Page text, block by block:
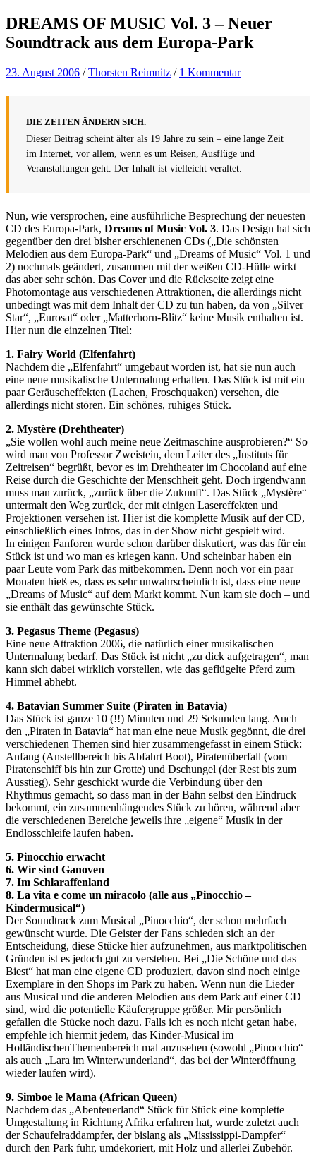
DREAMS OF MUSIC Vol. 3 – Neuer
Soundtrack aus dem Europa-Park
23. August 2006 /Thorsten Reimnitz / 1 Kommentar
DIE ZEITEN ÄNDERN SICH.
Dieser Beitrag scheint älter als 19 Jahre zu sein – eine lange Zeit
im Internet, vor allem, wenn es um Reisen, Ausflüge und
Veranstaltungen geht. Der Inhalt ist vielleicht veraltet.
Nun, wie versprochen, eine ausführliche Besprechung der neuesten
CD des Europa-Park, Dreams of Music Vol. 3. Das Design hat sich
gegenüber den drei bisher erschienenen CDs („Die schönsten
Melodien aus dem Europa-Park“ und „Dreams of Music“ Vol. 1 und
2) nochmals geändert, zusammen mit der weißen CD-Hülle wirkt
das aber sehr schön. Das Cover und die Rückseite zeigt eine
Photomontage aus verschiedenen Attraktionen, die allerdings nicht
unbedingt was mit dem Inhalt der CD zu tun haben, da von „Silver
Star“, „Eurosat“ oder „Matterhorn-Blitz“ keine Musik enthalten ist.
Hier nun die einzelnen Titel:
1. Fairy World (Elfenfahrt)
Nachdem die „Elfenfahrt“ umgebaut worden ist, hat sie nun auch
eine neue musikalische Untermalung erhalten. Das Stück ist mit ein
paar Geräuscheffekten (Lachen, Froschquaken) versehen, die
allerdings nicht stören. Ein schönes, ruhiges Stück.
2. Mystère (Drehtheater)
„Sie wollen wohl auch meine neue Zeitmaschine ausprobieren?“ So
wird man von Professor Zweistein, dem Leiter des „Instituts für
Zeitreisen“ begrüßt, bevor es im Drehtheater im Chocoland auf eine
Reise durch die Geschichte der Menschheit geht. Doch irgendwann
muss man zurück, „zurück über die Zukunft“. Das Stück „Mystère“
untermalt den Weg zurück, der mit einigen Lasereffekten und
Projektionen versehen ist. Hier ist die komplette Musik auf der CD,
einschließlich eines Intros, das in der Show nicht gespielt wird.
In einigen Fanforen wurde schon darüber diskutiert, was das für ein
Stück ist und wo man es kriegen kann. Und scheinbar haben ein
paar Leute vom Park das mitbekommen. Denn noch vor ein paar
Monaten hieß es, dass es sehr unwahrscheinlich ist, dass eine neue
„Dreams of Music“ auf dem Markt kommt. Nun kam sie doch – und
sie enthält das gewünschte Stück.
3. Pegasus Theme (Pegasus)
Eine neue Attraktion 2006, die natürlich einer musikalischen
Untermalung bedarf. Das Stück ist nicht „zu dick aufgetragen“, man
kann sich dabei wirklich vorstellen, wie das geflügelte Pferd zum
Himmel abhebt.
4. Batavian Summer Suite (Piraten in Batavia)
Das Stück ist ganze 10 (!!) Minuten und 29 Sekunden lang. Auch
den „Piraten in Batavia“ hat man eine neue Musik gegönnt, die drei
verschiedenen Themen sind hier zusammengefasst in einem Stück:
Anfang (Anstellbereich bis Abfahrt Boot), Piratenüberfall (vom
Piratenschiff bis hin zur Grotte) und Dschungel (der Rest bis zum
Ausstieg). Sehr geschickt wurde die Verbindung über den
Rhythmus gemacht, so dass man in der Bahn selbst den Eindruck
bekommt, ein zusammenhängendes Stück zu hören, während aber
die verschiedenen Bereiche jeweils ihre „eigene“ Musik in der
Endlosschleife laufen haben.
5. Pinocchio erwacht
6. Wir sind Ganoven
7. Im Schlaraffenland
8. La vita e come un miracolo (alle aus „Pinocchio –
Kindermusical“)
Der Soundtrack zum Musical „Pinocchio“, der schon mehrfach
gewünscht wurde. Die Geister der Fans schieden sich an der
Entscheidung, diese Stücke hier aufzunehmen, aus marktpolitischen
Gründen ist es jedoch gut zu verstehen. Bei „Die Schöne und das
Biest“ hat man eine eigene CD produziert, davon sind noch einige
Exemplare in den Shops im Park zu haben. Wenn nun die Lieder
aus Musical und die anderen Melodien aus dem Park auf einer CD
sind, wird die potentielle Käufergruppe größer. Mir persönlich
gefallen die Stücke noch dazu. Falls ich es noch nicht getan habe,
empfehle ich hiermit jedem, das Kinder-Musical im
HolländischenThemenbereich mal anzusehen (sowohl „Pinocchio“
als auch „Lara im Winterwunderland“, das bei der Winteröffnung
wieder laufen wird).
9. Simboe le Mama (African Queen)
Nachdem das „Abenteuerland“ Stück für Stück eine komplette
Umgestaltung in Richtung Afrika erfahren hat, wurde zuletzt auch
der Schaufelraddampfer, der bislang als „Mississippi-Dampfer“
durch den Park fuhr, umdekoriert, mit Holz und allerlei Zubehör.